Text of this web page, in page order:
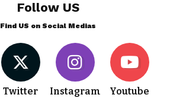
Follow US
Find US on Social Medias
Twitter Instagram Youtube